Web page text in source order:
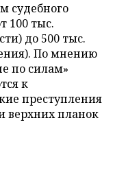
судебного
100 тыс.
до 500 тыс.
По мнению
по силам»
к
преступления
верхних планок